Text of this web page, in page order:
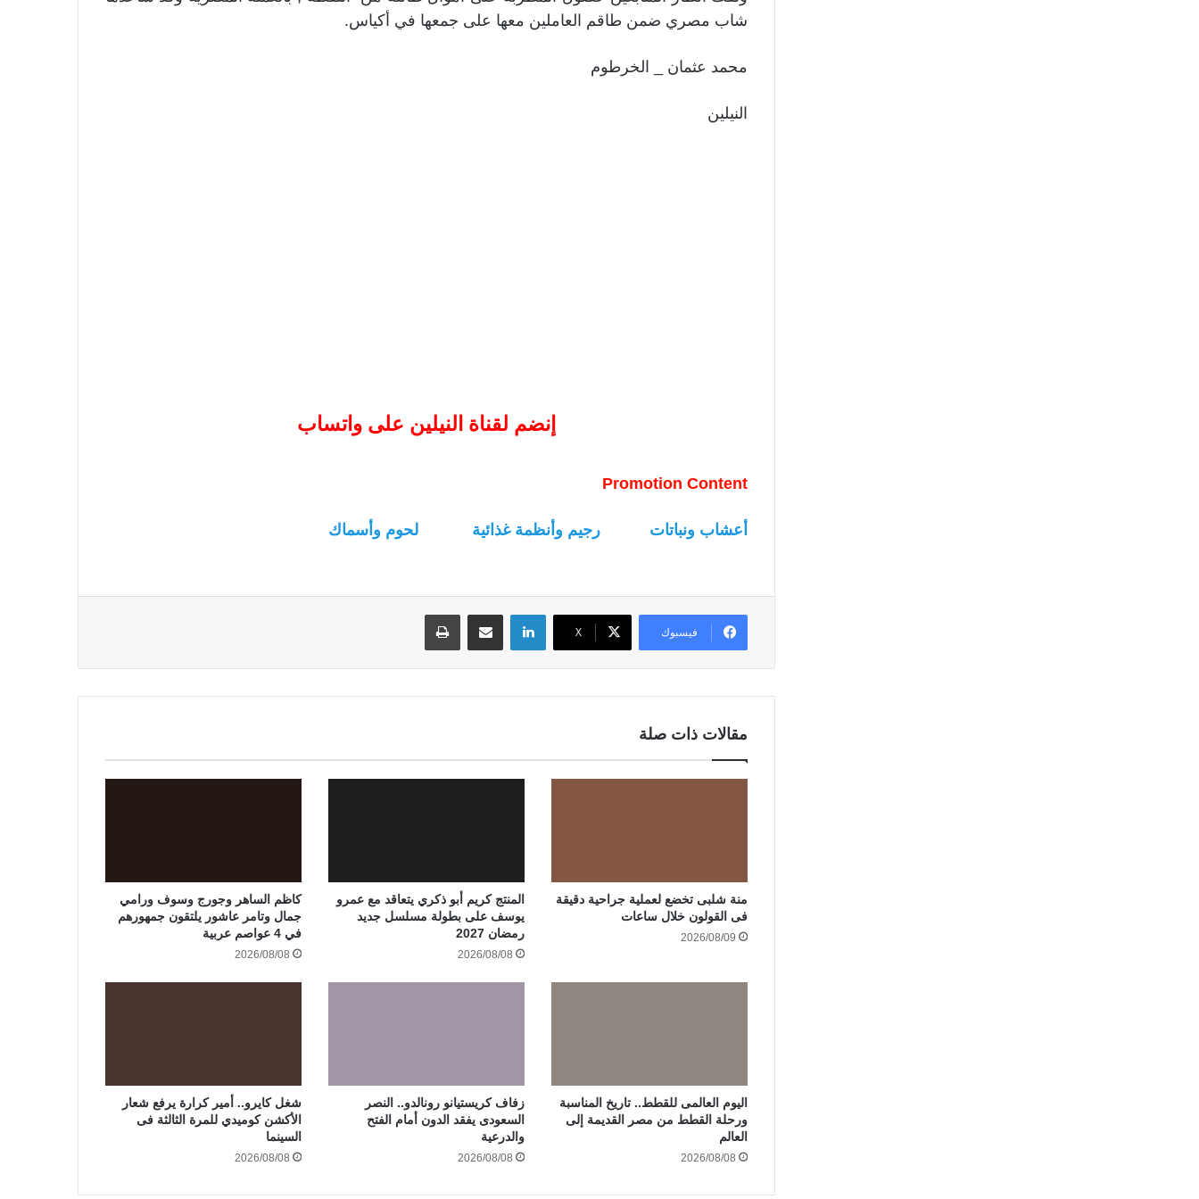
شاب مصري ضمن طاقم العاملين معها على جمعها في أكياس.
محمد عثمان _ الخرطوم
النيلين
إنضم لقناة النيلين على واتساب
Promotion Content
أعشاب ونباتات رجيم وأنظمة غذائية لحوم وأسماك
فيسبوك ‫X
لينكدإن
مقالات ذات صلة
منة شلبى تخضع لعملية جراحية دقيقة
فى القولون خلال ساعات
2026/08/09
المنتج كريم أبو ذكري يتعاقد مع عمرو
يوسف على بطولة مسلسل جديد
رمضان 2027
2026/08/08
كاظم الساهر وجورج وسوف ورامي
جمال وتامر عاشور يلتقون جمهورهم
في 4 عواصم عربية
2026/08/08
اليوم العالمى للقطط.. تاريخ المناسبة
ورحلة القطط من مصر القديمة إلى
العالم
2026/08/08
زفاف كريستيانو رونالدو.. النصر
السعودى يفقد الدون أمام الفتح
والدرعية
2026/08/08
شغل كايرو.. أمير كرارة يرفع شعار
الأكشن كوميدي للمرة الثالثة فى
السينما
2026/08/08